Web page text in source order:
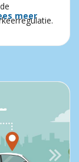
meer